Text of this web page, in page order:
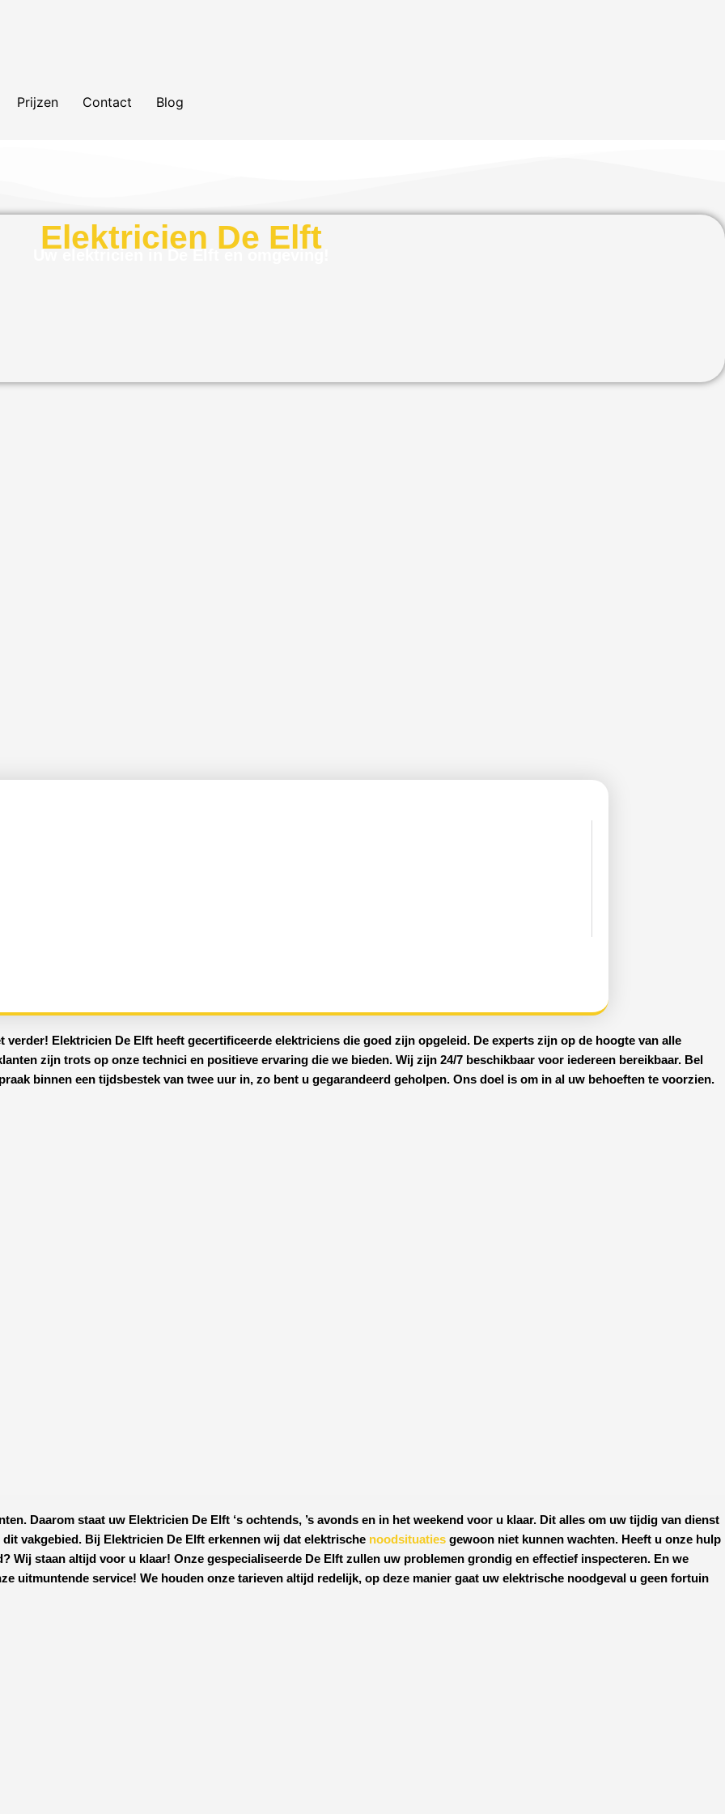
Prijzen Contact Blog
Elektricien De Elft
Uw elektricien in De Elft en omgeving!
verder! Elektricien De Elft heeft gecertificeerde elektriciens die goed zijn opgeleid. De experts zijn op de hoogte van alle
zijn trots op onze technici en positieve ervaring die we bieden. Wij zijn 24/7 beschikbaar voor iedereen bereikbaar. Bel
binnen een tijdsbestek van twee uur in, zo bent u gegarandeerd geholpen. Ons doel is om in al uw behoeften te voorzien.
Daarom staat uw Elektricien De Elft ‘s ochtends, ’s avonds en in het weekend voor u klaar. Dit alles om uw tijdig van dienst
vakgebied. Bij Elektricien De Elft erkennen wij dat elektrische noodsituaties gewoon niet kunnen wachten. Heeft u onze hulp
Wij staan altijd voor u klaar! Onze gespecialiseerde De Elft zullen uw problemen grondig en effectief inspecteren. En we
uitmuntende service! We houden onze tarieven altijd redelijk, op deze manier gaat uw elektrische noodgeval u geen fortuin